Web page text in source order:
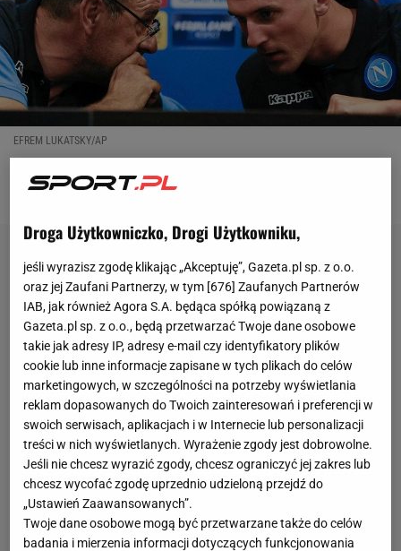
EFREM LUKATSKY/AP
OTWÓRZ GALERIĘ
Droga Użytkowniczko, Drogi Użytkowniku,
jeśli wyrazisz zgodę klikając „Akceptuję”, Gazeta.pl sp. z o.o.
oraz jej Zaufani Partnerzy, w tym [676] Zaufanych Partnerów
IAB, jak również Agora S.A. będąca spółką powiązaną z
Gazeta.pl sp. z o.o., będą przetwarzać Twoje dane osobowe
takie jak adresy IP, adresy e-mail czy identyfikatory plików
cookie lub inne informacje zapisane w tych plikach do celów
marketingowych, w szczególności na potrzeby wyświetlania
reklam dopasowanych do Twoich zainteresowań i preferencji w
swoich serwisach, aplikacjach i w Internecie lub personalizacji
treści w nich wyświetlanych. Wyrażenie zgody jest dobrowolne.
Jeśli nie chcesz wyrazić zgody, chcesz ograniczyć jej zakres lub
chcesz wycofać zgodę uprzednio udzieloną przejdź do
„Ustawień Zaawansowanych”.
Twoje dane osobowe mogą być przetwarzane także do celów
badania i mierzenia informacji dotyczących funkcjonowania